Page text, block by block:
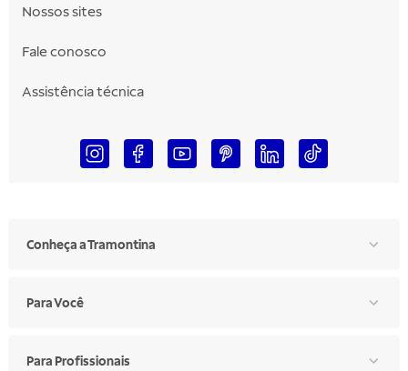
Nossos sites
Fale conosco
Assistência técnica
Conheça a Tramontina
Para Você
Para Profissionais